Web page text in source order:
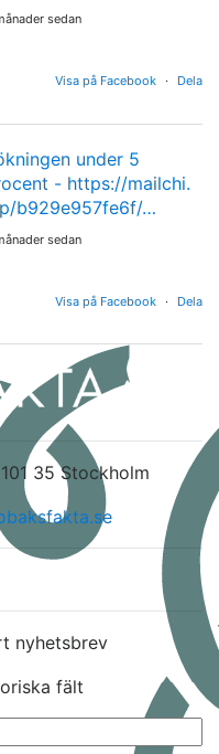
sedan
Visa på Facebook · Dela
under 5
- https://mailchi.
b929e957fe6f/…
sedan
Visa på Facebook · Dela
35 Stockholm
nyhetsbrev
fält